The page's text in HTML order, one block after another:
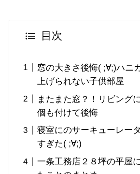
目次
窓の大きさ後悔( ;∀;)ハニ
上げられない子供部屋
またまた窓？！リビング
個も付けて後悔
寝室にのサーキューレー
すぎた( ;∀;)
一条工務店２８坪の平屋